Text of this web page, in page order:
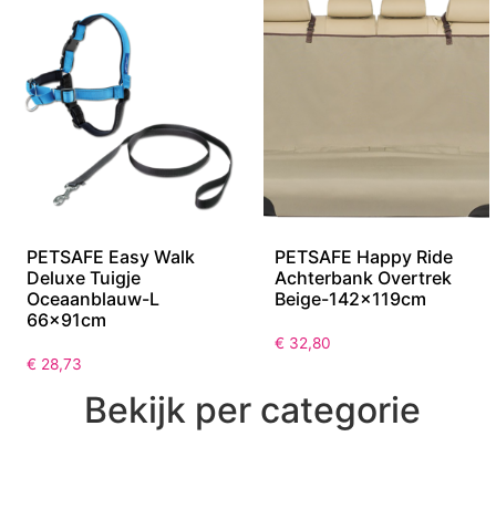
PETSAFE Easy Walk
Deluxe Tuigje
Oceaanblauw-L
66x91cm
€ 28,73
PETSAFE Happy Ride
Achterbank Overtrek
Beige-142x119cm
€ 32,80
Bekijk per categorie